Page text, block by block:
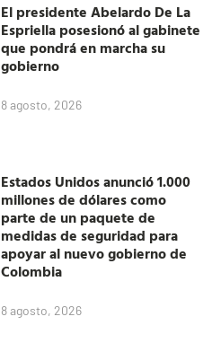
El presidente Abelardo De La
Espriella posesionó al gabinete
que pondrá en marcha su
gobierno
8 agosto, 2026
Estados Unidos anunció 1.000
millones de dólares como
parte de un paquete de
medidas de seguridad para
apoyar al nuevo gobierno de
Colombia
8 agosto, 2026